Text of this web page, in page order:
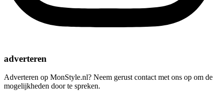
adverteren
Adverteren op MonStyle.nl? Neem gerust contact met ons op om de
mogelijkheden door te spreken.